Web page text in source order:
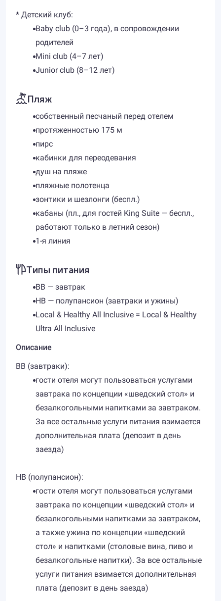
* Детский клуб:
Baby club (0–3 года), в сопровождении
родителей
Mini club (4–7 лет)
Junior club (8–12 лет)
Пляж
собственный песчаный перед отелем
протяженностью 175 м
пирс
кабинки для переодевания
душ на пляже
пляжные полотенца
зонтики и шезлонги (беспл.)
кабаны (пл., для гостей King Suite — беспл.,
работают только в летний сезон)
1-я линия
Типы питания
BB — завтрак
HB — полупансион (завтраки и ужины)
Local & Healthy All Inclusive = Local & Healthy
Ultra All Inclusive
Описание
BB (завтраки):
гости отеля могут пользоваться услугами
завтрака по концепции «шведский стол» и
безалкогольными напитками за завтраком.
За все остальные услуги питания взимается
дополнительная плата (депозит в день
заезда)
HB (полупансион):
гости отеля могут пользоваться услугами
завтрака по концепции «шведский стол» и
безалкогольными напитками за завтраком,
а также ужина по концепции «шведский
стол» и напитками (столовые вина, пиво и
безалкогольные напитки). За все остальные
услуги питания взимается дополнительная
плата (депозит в день заезда)